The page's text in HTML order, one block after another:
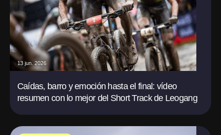
13 jun. 2026
Caídas, barro y emoción hasta el final: vídeo
resumen con lo mejor del Short Track de Leogang